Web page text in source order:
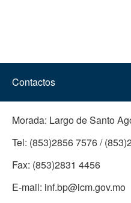
Contactos
Morada: Largo de Santo
Tel: (853)2856 7576 /
Fax: (853)2831 4456
E-mail: inf.bp@icm.gov.mo